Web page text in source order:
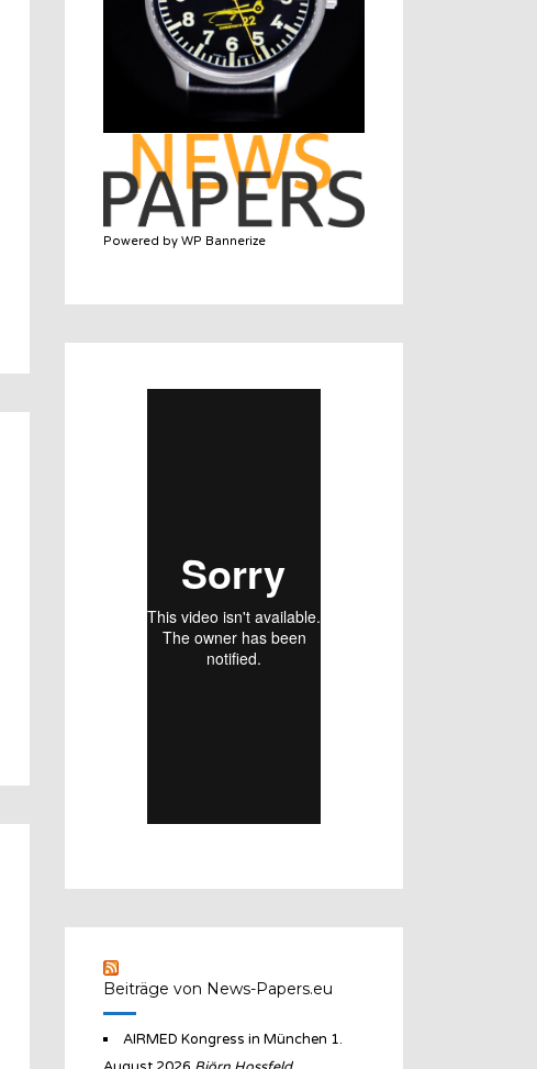
Powered by WP Bannerize
Beiträge von News-Papers.eu
AIRMED Kongress in München 1.